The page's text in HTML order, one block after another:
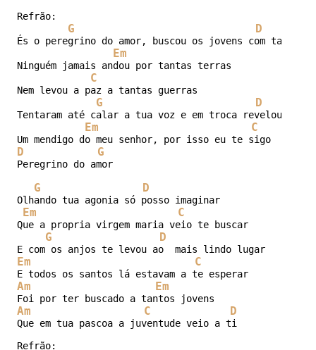
Refrão:
G D
És o peregrino do amor, buscou os jovens com tanto
Em
Ninguém jamais andou por tantas terras
C
Nem levou a paz a tantas guerras
G D
Tentaram até calar a tua voz e em troca revelou o
Em C
Um mendigo do meu senhor, por isso eu te sigo
D G
Peregrino do amor
G D
Olhando tua agonia só posso imaginar
Em C
Que a propria virgem maria veio te buscar
G D
E com os anjos te levou ao  mais lindo lugar
Em C
E todos os santos lá estavam a te esperar
Am Em
Am C D
Que em tua pascoa a juventude veio a ti